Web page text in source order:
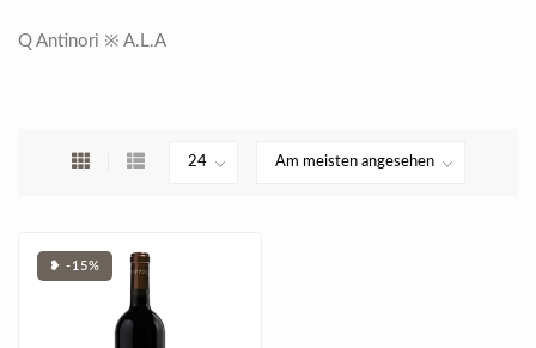
Q Antinori ※ A.L.A
❥ -15%